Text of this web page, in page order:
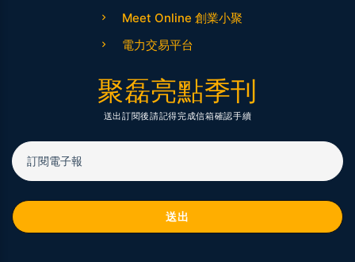
Meet Online 創業小聚
電力交易平台
聚磊亮點季刊
送出訂閱後請記得完成信箱確認手續
訂閱電子報
送出